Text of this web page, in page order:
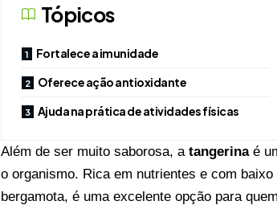
Tópicos
Fortalece a imunidade
Oferece ação antioxidante
Ajuda na prática de atividades físicas
Além de ser muito saborosa, a tangerina é
o organismo. Rica em nutrientes e com
bergamota, é uma excelente opção para